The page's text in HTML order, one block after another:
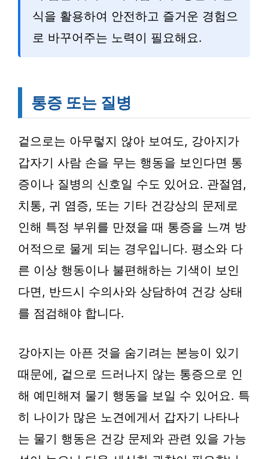
식을 활용하여 안전하고 즐거운 경험으
로 바꾸어주는 노력이 필요해요.
통증 또는 질병
겉으로는 아무렇지 않아 보여도, 강아지가
갑자기 사람 손을 무는 행동을 보인다면 통
증이나 질병의 신호일 수도 있어요. 관절염,
치통, 귀 염증, 또는 기타 건강상의 문제로
인해 특정 부위를 만졌을 때 통증을 느껴 방
어적으로 물게 되는 경우입니다. 평소와 다
른 이상 행동이나 불편해하는 기색이 보인
다면, 반드시 수의사와 상담하여 건강 상태
를 점검해야 합니다.
강아지는 아픈 것을 숨기려는 본능이 있기
때문에, 겉으로 드러나지 않는 통증으로 인
해 예민해져 물기 행동을 보일 수 있어요. 특
히 나이가 많은 노견에게서 갑자기 나타나
는 물기 행동은 건강 문제와 관련 있을 가능